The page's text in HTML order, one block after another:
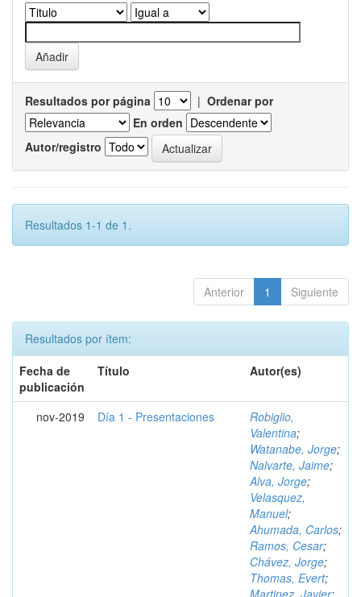
Resultados por página | Ordenar por
En orden
Autor/registro
Resultados 1-1 de 1.
Anterior 1 Siguiente
Resultados por ítem:
Fecha de
publicación
Título Autor(es)
nov-2019 Día 1 - Presentaciones
Robiglio,
Valentina;
Watanabe, Jorge;
Nalvarte, Jaime;
Alva, Jorge;
Velasquez,
Manuel;
Ahumada, Carlos;
Ramos, Cesar;
Chávez, Jorge;
Thomas, Evert;
Martinez, Javier;